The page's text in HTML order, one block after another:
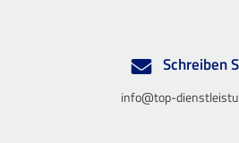
Schreiben
info@top-